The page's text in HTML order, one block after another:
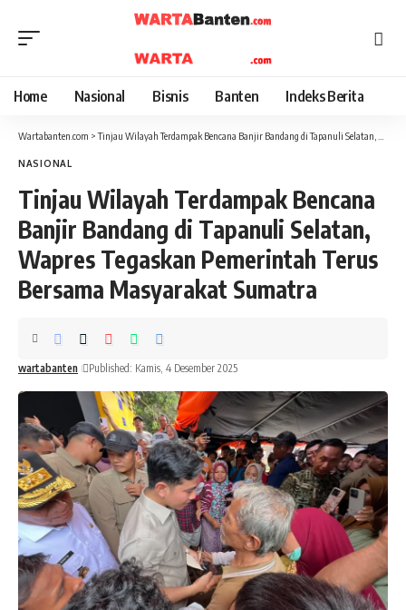
Home Nasional Bisnis Banten Indeks Berita
Wartabanten.com >Tinjau Wilayah Terdampak Bencana Banjir Bandang di Tapanuli Selatan, Wapres Tegaskan Pemerintah Terus Bersama Masyarakat Sumatra
NASIONAL
Tinjau Wilayah Terdampak Bencana
Banjir Bandang di Tapanuli Selatan,
Wapres Tegaskan Pemerintah Terus
Bersama Masyarakat Sumatra
wartabanten Published: Kamis, 4 Desember 2025